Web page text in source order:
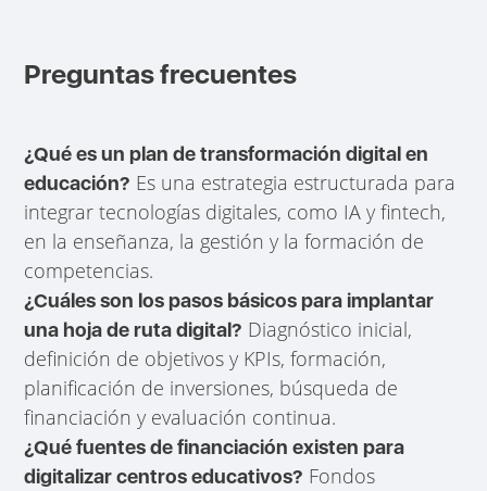
Preguntas frecuentes
¿Qué es un plan de transformación digital en
educación? Es una estrategia estructurada para
integrar tecnologías digitales, como IA y fintech,
en la enseñanza, la gestión y la formación de
competencias.
¿Cuáles son los pasos básicos para implantar
una hoja de ruta digital? Diagnóstico inicial,
definición de objetivos y KPIs, formación,
planificación de inversiones, búsqueda de
financiación y evaluación continua.
¿Qué fuentes de financiación existen para
digitalizar centros educativos? Fondos